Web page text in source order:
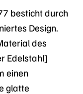
besticht durch
Design.
des
Edelstahl]
einen
glatte